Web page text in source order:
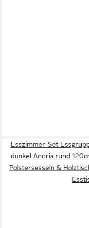
Esszimmer-Set
dunkel Andria rund
Polstersesseln &